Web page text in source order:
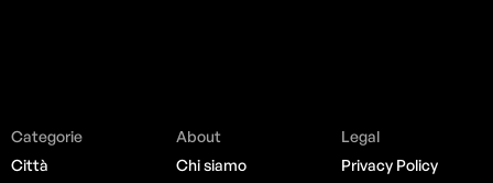
Categorie
Città
About
Chi siamo
Legal
Privacy Policy